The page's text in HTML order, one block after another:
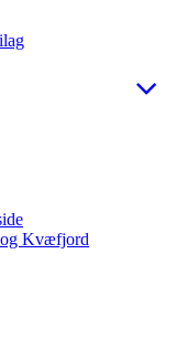
og Kvæfjord